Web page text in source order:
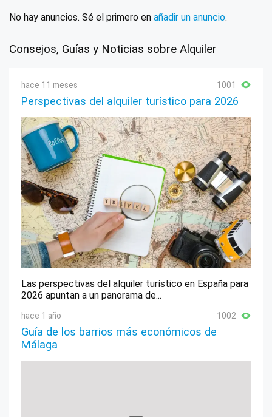
No hay anuncios. Sé el primero en añadir un anuncio.
Consejos, Guías y Noticias sobre Alquiler
hace 11 meses 1001
Perspectivas del alquiler turístico para 2026
Las perspectivas del alquiler turístico en España para
2026 apuntan a un panorama de...
hace 1 año 1002
Guía de los barrios más económicos de
Málaga